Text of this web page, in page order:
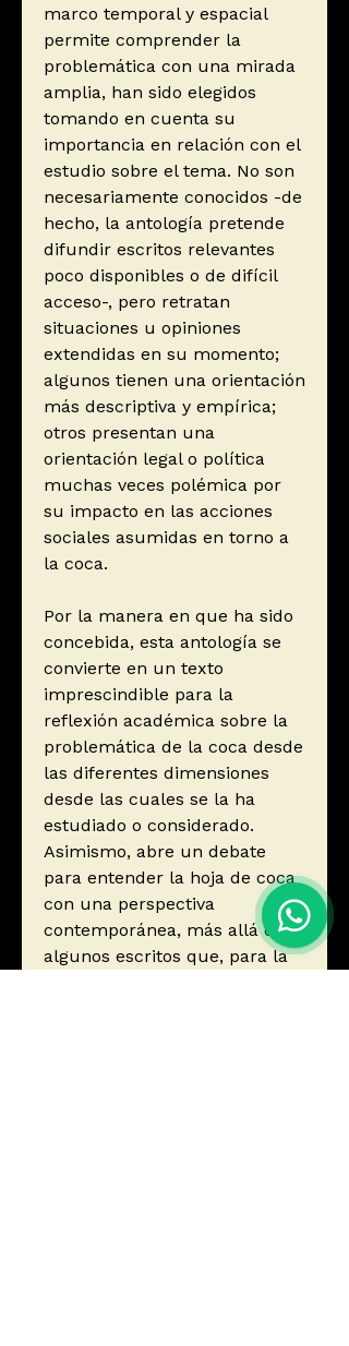
marco temporal y espacial
permite comprender la
problemática con una mirada
amplia, han sido elegidos
tomando en cuenta su
importancia en relación con el
estudio sobre el tema. No son
necesariamente conocidos -de
hecho, la antología pretende
difundir escritos relevantes
poco disponibles o de difícil
acceso-, pero retratan
situaciones u opiniones
extendidas en su momento;
algunos tienen una orientación
más descriptiva y empírica;
otros presentan una
orientación legal o política
muchas veces polémica por
su impacto en las acciones
sociales asumidas en torno a
la coca.
Por la manera en que ha sido
concebida, esta antología se
convierte en un texto
imprescindible para la
reflexión académica sobre la
problemática de la coca desde
las diferentes dimensiones
desde las cuales se la ha
estudiado o considerado.
Asimismo, abre un debate
para entender la hoja de coca
con una perspectiva
contemporánea, más allá de
algunos escritos que, para la